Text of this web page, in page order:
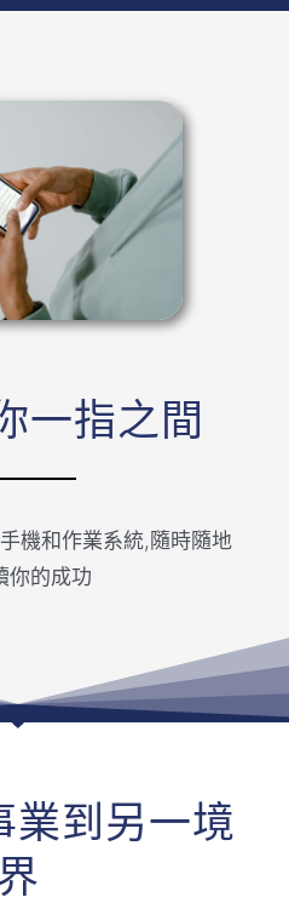
一指之間
機和作業系統,隨時隨地
你的成功
業到另一境